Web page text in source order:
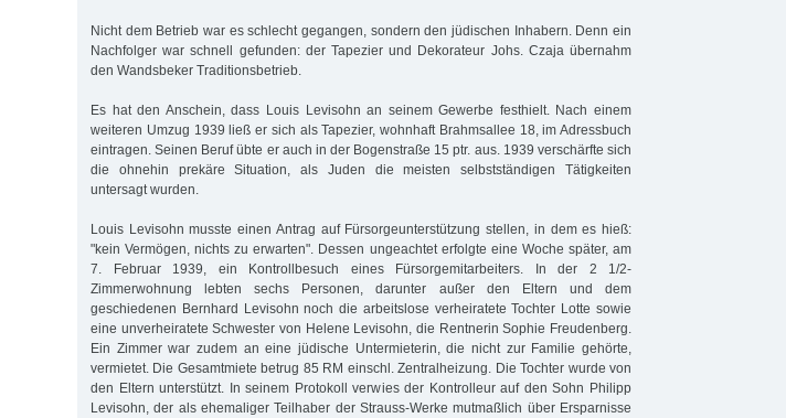
Nicht dem Betrieb war es schlecht gegangen, sondern den jüdischen Inhabern. Denn ein
Nachfolger war schnell gefunden: der Tapezier und Dekorateur Johs. Czaja übernahm
den Wandsbeker Traditionsbetrieb.
Es hat den Anschein, dass Louis Levisohn an seinem Gewerbe festhielt. Nach einem
weiteren Umzug 1939 ließ er sich als Tapezier, wohnhaft Brahmsallee 18, im Adressbuch
eintragen. Seinen Beruf übte er auch in der Bogenstraße 15 ptr. aus. 1939 verschärfte sich
die ohnehin prekäre Situation, als Juden die meisten selbstständigen Tätigkeiten
untersagt wurden.
Louis Levisohn musste einen Antrag auf Fürsorgeunterstützung stellen, in dem es hieß:
"kein Vermögen, nichts zu erwarten". Dessen ungeachtet erfolgte eine Woche später, am
7. Februar 1939, ein Kontrollbesuch eines Fürsorgemitarbeiters. In der 2 1/2-
Zimmerwohnung lebten sechs Personen, darunter außer den Eltern und dem
geschiedenen Bernhard Levisohn noch die arbeitslose verheiratete Tochter Lotte sowie
eine unverheiratete Schwester von Helene Levisohn, die Rentnerin Sophie Freudenberg.
Ein Zimmer war zudem an eine jüdische Untermieterin, die nicht zur Familie gehörte,
vermietet. Die Gesamtmiete betrug 85 RM einschl. Zentralheizung. Die Tochter wurde von
den Eltern unterstützt. In seinem Protokoll verwies der Kontrolleur auf den Sohn Philipp
Levisohn, der als ehemaliger Teilhaber der Strauss-Werke mutmaßlich über Ersparnisse